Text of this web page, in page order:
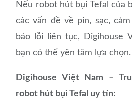
Nếu robot hút bụi Tefal của
các vấn đề về pin, sạc,
báo lỗi liên tục, Digihouse
bạn có thể yên tâm lựa chọn.
Digihouse Việt Nam –
robot hút bụi Tefal uy tín: